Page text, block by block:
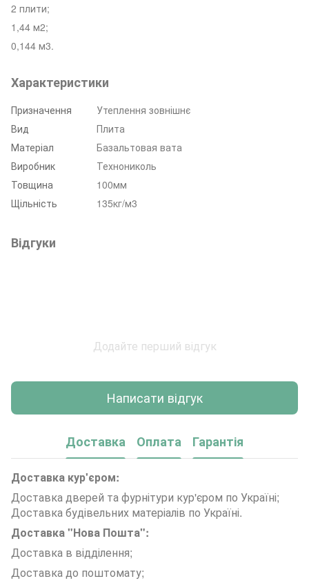
2 плити;
1,44 м2;
0,144 м3.
Характеристики
Призначення
Утеплення зовнішнє
Вид
Плита
Матеріал
Базальтовая вата
Виробник
Технониколь
Товщина
100мм
Щільність
135кг/м3
Відгуки
Додайте перший відгук
Написати відгук
Доставка Оплата Гарантія
Доставка кур'єром:
Доставка дверей та фурнітури кур'єром по Україні;
Доставка будівельних матеріалів по Україні.
Доставка "Нова Пошта":
Доставка в відділення;
Доставка до поштомату;